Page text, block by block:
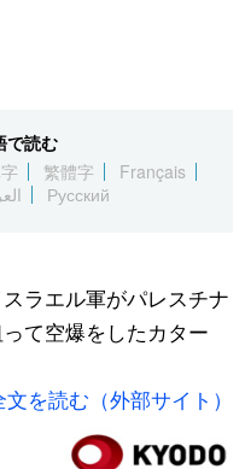
Русский
で読む
繁體字
Français
Русский
ラエル軍がパレスチナ
て空爆をしたカター
を読む（外部サイト）